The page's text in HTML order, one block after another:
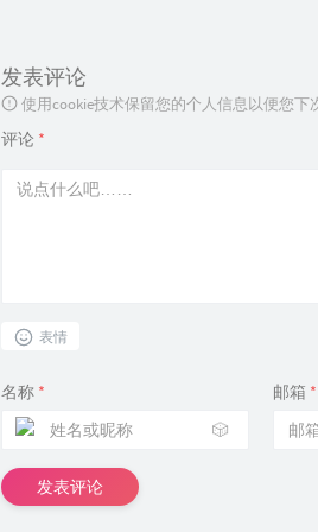
发表评论
使用cookie技术保留您的个人信息以便您
评论 *
表情
名称 *
🎲
邮箱 *
发表评论